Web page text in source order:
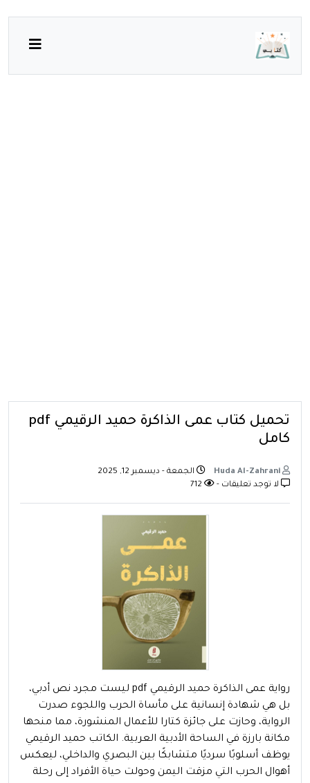
تحميل كتاب عمى الذاكرة حميد الرقيمي pdf
كامل
الجمعة - ديسمبر 12, 2025
لا توجد تعليقات -
رواية عمى الذاكرة حميد الرقيمي pdf ليست مجرد نص أدبي،
بل هي شهادة إنسانية على مأساة الحرب واللجوء صدرت
الرواية، وحازت على جائزة كتارا للأعمال المنشورة، مما منحها
مكانة بارزة في الساحة الأدبية العربية. الكاتب حميد الرقيمي
يوظف أسلوبًا سرديًا متشابكًا بين البصري والداخلي، ليعكس
أهوال الحرب التي مزقت اليمن وحولت حياة الأفراد إلى رحلة